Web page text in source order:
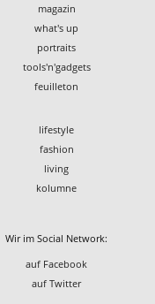
magazin
what's up
portraits
tools'n'gadgets
feuilleton
lifestyle
fashion
living
kolumne
Wir im Social Network:
auf Facebook
auf Twitter